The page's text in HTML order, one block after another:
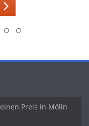
Preis in Mölln